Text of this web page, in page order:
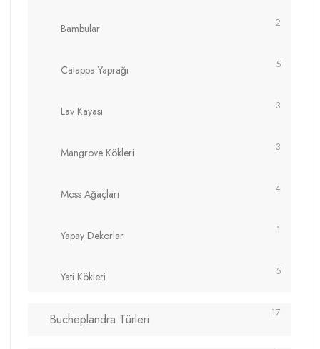
Bambular 2
Catappa Yaprağı 5
Lav Kayası 3
Mangrove Kökleri 3
Moss Ağaçları 4
Yapay Dekorlar 1
Yati Kökleri 5
Bucheplandra Türleri 17